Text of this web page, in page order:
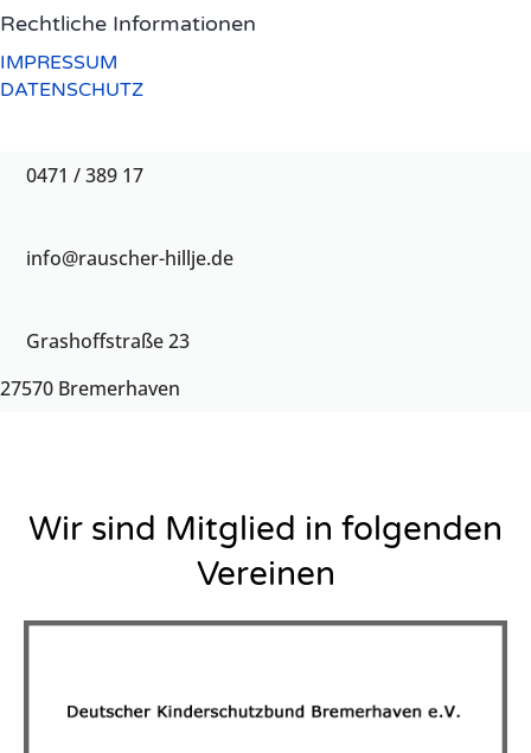
Rechtliche Informationen
IMPRESSUM
DATENSCHUTZ
0471 / 389 17
info@rauscher-hillje.de
Grashoffstraße 23
27570 Bremerhaven
Wir sind Mitglied in folgenden
Vereinen